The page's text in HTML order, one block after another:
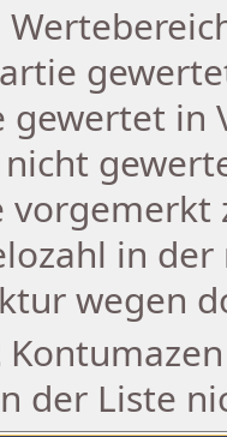
gewertet in
in
wegen
der Liste